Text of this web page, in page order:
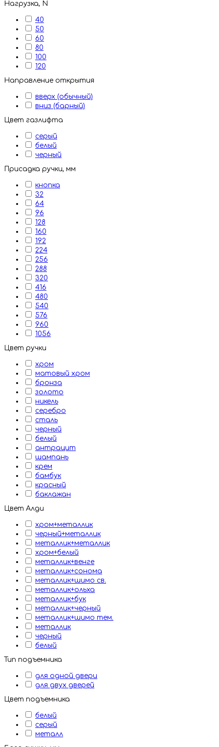
Нагрузка, N
40
50
60
80
100
120
Направление открытия
вверх (обычный)
вниз (барный)
Цвет газлифта
серый
белый
черный
Присадка ручки, мм
кнопка
32
64
96
128
160
192
224
256
288
320
416
480
540
576
960
1056
Цвет ручки
хром
матовый хром
бронза
золото
никель
серебро
сталь
черный
белый
антрацит
шампань
крем
бамбук
красный
баклажан
Цвет Алди
хром+металлик
черный+металлик
металлик+металлик
хром+белый
металлик+венге
металлик+сонома
металлик+шимо св.
металлик+ольха
металлик+бук
металлик+черный
металлик+шимо тем.
металлик
черный
белый
Тип подъемника
для одной двери
для двух дверей
Цвет подъемника
белый
серый
металл